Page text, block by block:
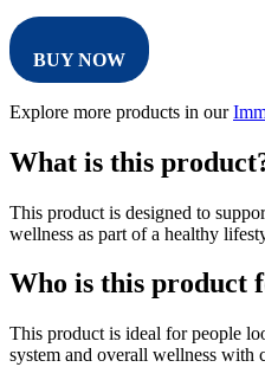
BUY NOW
Explore more products in our
What is this
This product is designed to
wellness as part of a healthy
Who is this product
This product is ideal for people
system and overall wellness with